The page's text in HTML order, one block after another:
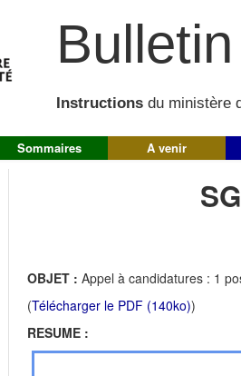
Instructions du ministère
Sommaires A venir
OBJET : Appel à candidatures : 1
(Télécharger le PDF (140ko))
RESUME :